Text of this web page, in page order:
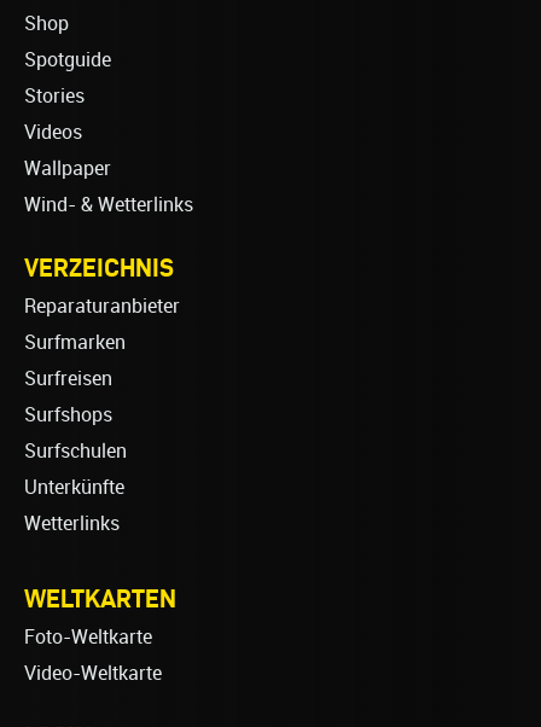
Shop
Spotguide
Stories
Videos
Wallpaper
Wind- & Wetterlinks
VERZEICHNIS
Reparaturanbieter
Surfmarken
Surfreisen
Surfshops
Surfschulen
Unterkünfte
Wetterlinks
WELTKARTEN
Foto-Weltkarte
Video-Weltkarte